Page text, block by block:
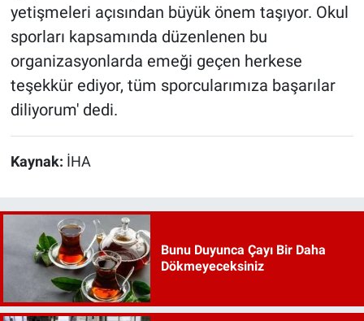
yetişmeleri açısından büyük önem taşıyor. Okul
sporları kapsamında düzenlenen bu
organizasyonlarda emeği geçen herkese
teşekkür ediyor, tüm sporcularımıza başarılar
diliyorum' dedi.
Kaynak: İHA
Bunu Duyunca Çayı Bir Daha
Dökmeyeceksiniz